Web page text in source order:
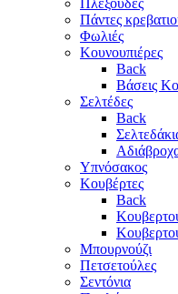
Πάντες
Φωλιές
Κουνουπιέρες
Back
Βάσεις
Σελτέδες
Back
Υπνόσακος
Κουβέρτες
Back
Μπουρνούζι
Πετσετούλες
Σεντόνια